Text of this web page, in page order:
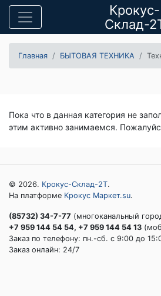
Крокус-
Склад-
Главная БЫТОВАЯ ТЕХНИКА
Пока что в данная категория не
этим активно занимаемся.
© 2026. Крокус-Склад-2Т.
На платформе Крокус Маркет.su.
(85732) 34-7-77 (многоканальный
+7 959 144 54 54, +7 959 144 54 13
Заказ по телефону: пн.-сб. c 9:00 до
Заказ онлайн: 24/7